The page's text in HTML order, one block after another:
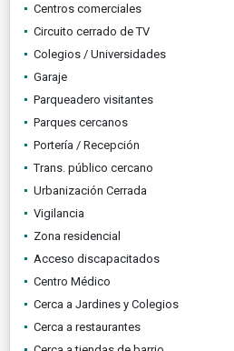
Centros comerciales
Circuito cerrado de TV
Colegios / Universidades
Garaje
Parqueadero visitantes
Parques cercanos
Portería / Recepción
Trans. público cercano
Urbanización Cerrada
Vigilancia
Zona residencial
Acceso discapacitados
Centro Médico
Cerca a Jardines y Colegios
Cerca a restaurantes